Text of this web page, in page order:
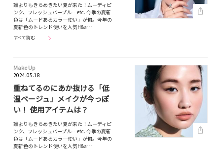
誰よりもきらめきたい夏が来た！ムーディピ
ンク、フレッシュパープル…etc. 今季の夏新
色は「ムードあるカラー使い」が旬。今年の
夏新色のトレンド使いを人気H&a…
すべて読む
Make Up
2024.05.18
重ねてるのにあか抜ける「低
温ベージュ」メイクが今っぽ
い！ 使用アイテムは？
誰よりもきらめきたい夏が来た！ムーディピ
ンク、フレッシュパープル…etc. 今季の夏新
色は「ムードあるカラー使い」が旬。今年の
夏新色のトレンド使いを人気H&a…